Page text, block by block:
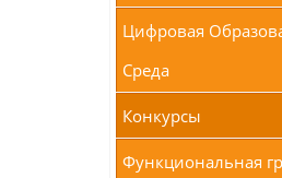
Цифровая
Среда
Конкурсы
Функциональная